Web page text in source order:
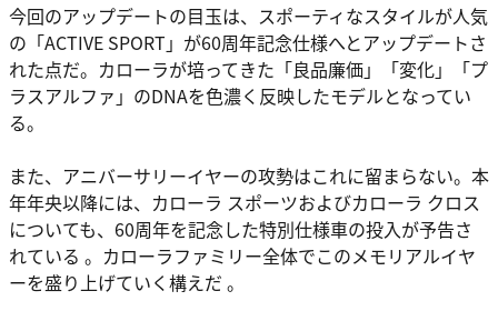
今回のアップデートの目玉は、スポーティなスタイルが人気
の「ACTIVE SPORT」が60周年記念仕様へとアップデートさ
れた点だ。カローラが培ってきた「良品廉価」「変化」「プ
ラスアルファ」のDNAを色濃く反映したモデルとなってい
る。
また、アニバーサリーイヤーの攻勢はこれに留まらない。本
年年央以降には、カローラ スポーツおよびカローラ クロス
についても、60周年を記念した特別仕様車の投入が予告さ
れている 。カローラファミリー全体でこのメモリアルイヤ
ーを盛り上げていく構えだ 。